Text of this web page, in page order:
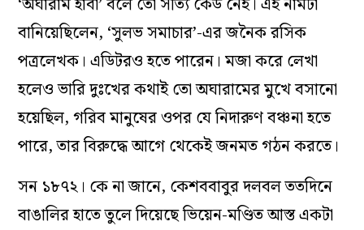
‘অঘারাম হাবা’ বলে তো সত্যি কেউ নেই। এই নামটা
বানিয়েছিলেন, ‘সুলভ সমাচার’-এর জনৈক রসিক
পত্রলেখক। এডিটরও হতে পারেন। মজা করে লেখা
হলেও ভারি দুঃখের কথাই তো অঘারামের মুখে বসানো
হয়েছিল, গরিব মানুষের ওপর যে নিদারুণ বঞ্চনা হতে
পারে, তার বিরুদ্ধে আগে থেকেই জনমত গঠন করতে।
সন ১৮৭২। কে না জানে, কেশববাবুর দলবল ততদিনে
বাঙালির হাতে তুলে দিয়েছে ভিয়েন-মণ্ডিত আস্ত একটা